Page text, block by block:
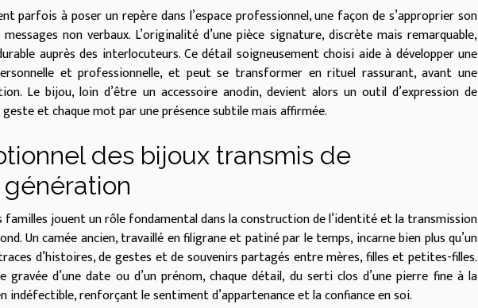
parfois à poser un repère dans l’espace professionnel, une façon de s’approprier son
non verbaux. L’originalité d’une pièce signature, discrète mais remarquable,
auprès des interlocuteurs. Ce détail soigneusement choisi aide à développer une
et professionnelle, et peut se transformer en rituel rassurant, avant une
Le bijou, loin d’être un accessoire anodin, devient alors un outil d’expression de
et chaque mot par une présence subtile mais affirmée.
des bijoux transmis de
familles jouent un rôle fondamental dans la construction de l’identité et la transmission
Un camée ancien, travaillé en filigrane et patiné par le temps, incarne bien plus qu’un
d’histoires, de gestes et de souvenirs partagés entre mères, filles et petites-filles.
gravée d’une date ou d’un prénom, chaque détail, du serti clos d’une pierre fine à la
indéfectible, renforçant le sentiment d’appartenance et la confiance en soi.